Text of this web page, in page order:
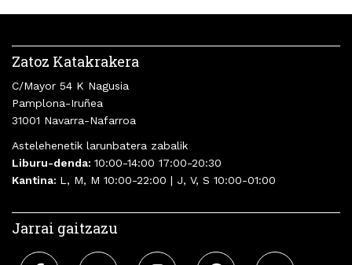
Zatoz Katakrakera
C/Mayor 54 K Nagusia
Pamplona-Iruñea
31001 Navarra-Nafarroa
Astelehenetik larunbatera zabalik
Liburu-denda: 10:00-14:00 17:00-20:30
Kantina: L, M, M 10:00-22:00 | J, V, S 10:00-01:00
Jarrai gaitzazu